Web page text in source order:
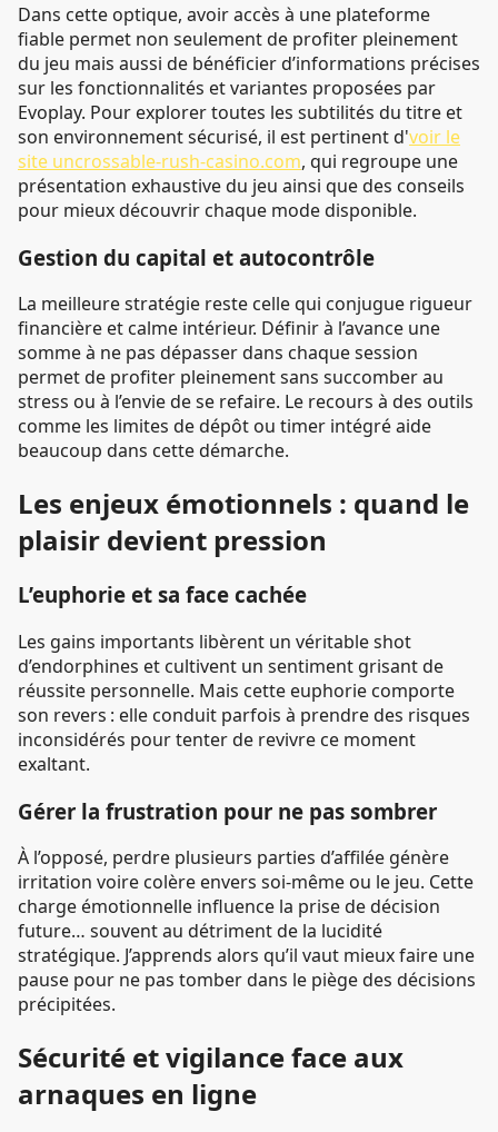
Dans cette optique, avoir accès à une plateforme
fiable permet non seulement de profiter pleinement
du jeu mais aussi de bénéficier d’informations précises
sur les fonctionnalités et variantes proposées par
Evoplay. Pour explorer toutes les subtilités du titre et
son environnement sécurisé, il est pertinent d'voir le
site uncrossable-rush-casino.com, qui regroupe une
présentation exhaustive du jeu ainsi que des conseils
pour mieux découvrir chaque mode disponible.
Gestion du capital et autocontrôle
La meilleure stratégie reste celle qui conjugue rigueur
financière et calme intérieur. Définir à l’avance une
somme à ne pas dépasser dans chaque session
permet de profiter pleinement sans succomber au
stress ou à l’envie de se refaire. Le recours à des outils
comme les limites de dépôt ou timer intégré aide
beaucoup dans cette démarche.
Les enjeux émotionnels : quand le
plaisir devient pression
L’euphorie et sa face cachée
Les gains importants libèrent un véritable shot
d’endorphines et cultivent un sentiment grisant de
réussite personnelle. Mais cette euphorie comporte
son revers : elle conduit parfois à prendre des risques
inconsidérés pour tenter de revivre ce moment
exaltant.
Gérer la frustration pour ne pas sombrer
À l’opposé, perdre plusieurs parties d’affilée génère
irritation voire colère envers soi-même ou le jeu. Cette
charge émotionnelle influence la prise de décision
future… souvent au détriment de la lucidité
stratégique. J’apprends alors qu’il vaut mieux faire une
pause pour ne pas tomber dans le piège des décisions
précipitées.
Sécurité et vigilance face aux
arnaques en ligne